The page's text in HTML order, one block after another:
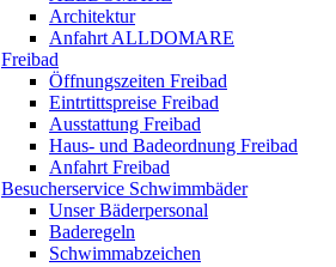
Architektur
Anfahrt ALLDOMARE
Freibad
Öffnungszeiten Freibad
Eintrtittspreise Freibad
Ausstattung Freibad
Haus- und Badeordnung Freibad
Anfahrt Freibad
Besucherservice Schwimmbäder
Unser Bäderpersonal
Baderegeln
Schwimmabzeichen